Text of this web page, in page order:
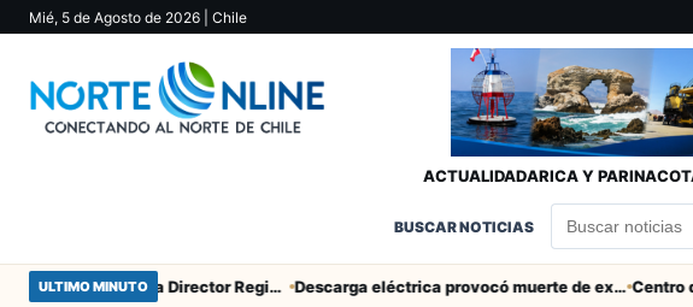
Mié, 5 de Agosto de 2026 | Chile
ACTUALIDADARICA Y
BUSCAR NOTICIAS
ULTIMO MINUTO SERNAC pidió la renuncia a Director Regional (s) de Arica por contratar solo a militantes del Gobierno Descarga eléctrica provocó muerte de extranjero que robaba cables en Cerro Chuño